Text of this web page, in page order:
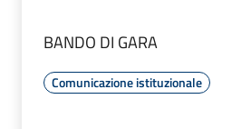
BANDO DI GARA
Comunicazione istituzionale